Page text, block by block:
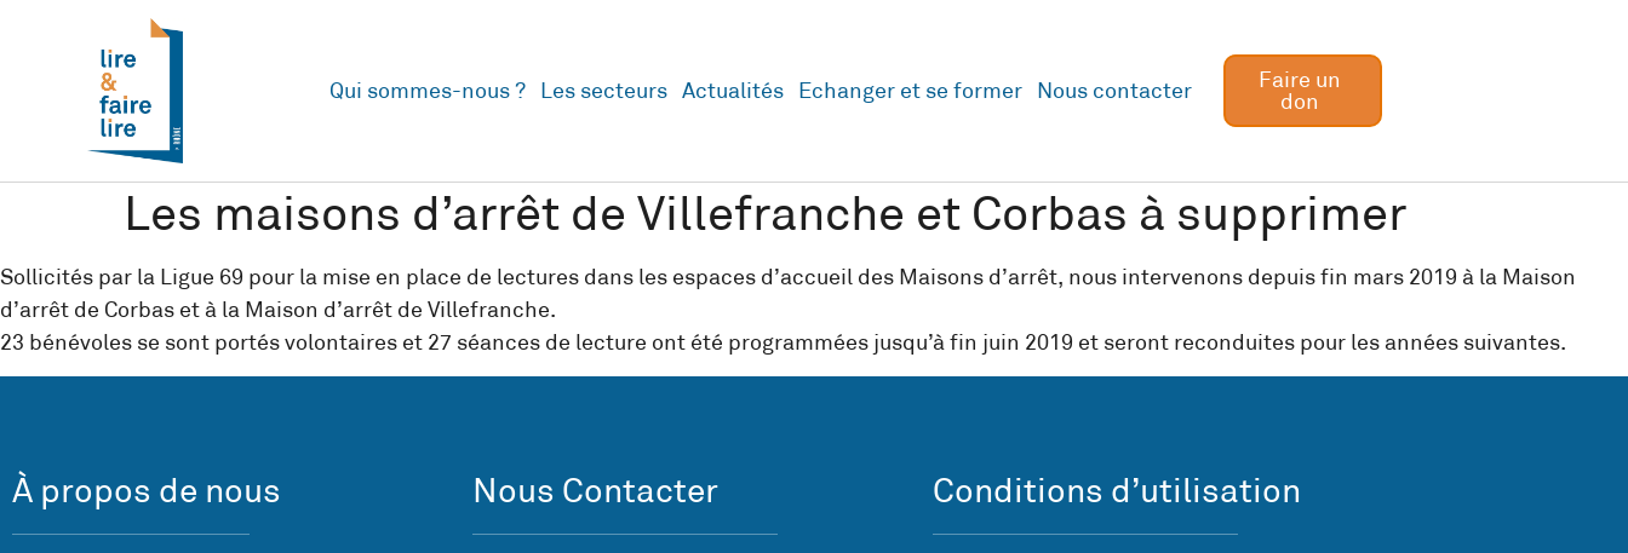
Qui sommes-nous ? Les secteurs Actualités Echanger et se former Nous contacter
Faire un
don
Les maisons d’arrêt de Villefranche et Corbas à supprimer
Sollicités par la Ligue 69 pour la mise en place de lectures dans les espaces d’accueil des Maisons d’arrêt, nous intervenons depuis fin mars 2019 à la Maison
d’arrêt de Corbas et à la Maison d’arrêt de Villefranche.
23 bénévoles se sont portés volontaires et 27 séances de lecture ont été programmées jusqu’à fin juin 2019 et seront reconduites pour les années suivantes.
À propos de nous Nous Contacter Conditions d’utilisation